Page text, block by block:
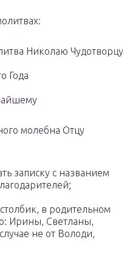
Николаю Чудотворцу
Года
молебна Отцу
записку с названием
в родительном
Ирины, Светланы,
не от Володи,